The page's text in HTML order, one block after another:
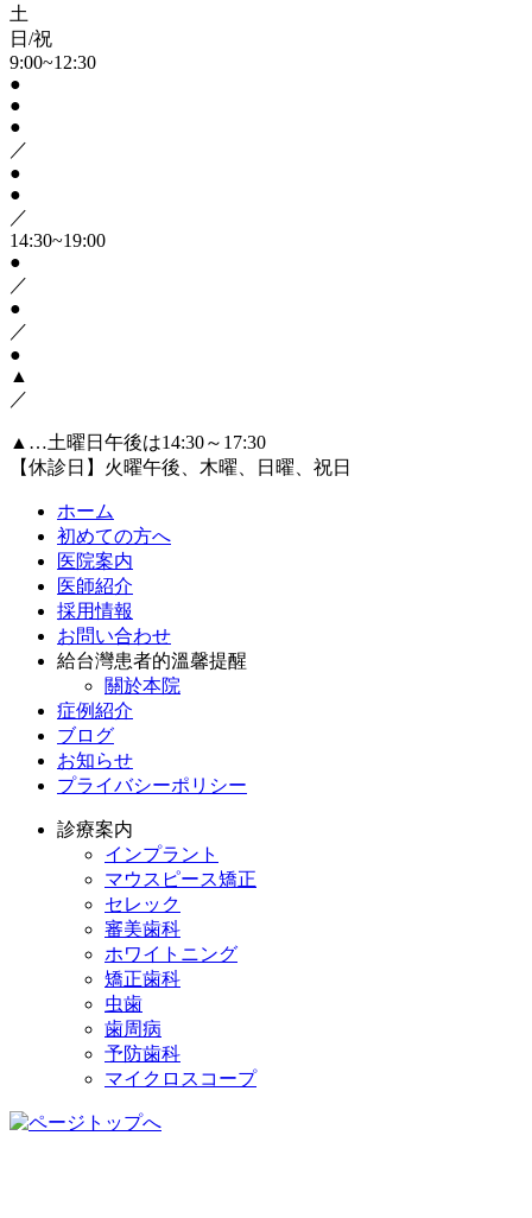
土
日/祝
9:00~12:30
●
●
●
／
●
●
／
14:30~19:00
●
／
●
／
●
▲
／
▲…土曜日午後は14:30～17:30
【休診日】火曜午後、木曜、日曜、祝日
ホーム
初めての方へ
医院案内
医師紹介
採用情報
お問い合わせ
給台灣患者的溫馨提醒
關於本院
症例紹介
ブログ
お知らせ
プライバシーポリシー
診療案内
インプラント
マウスピース矯正
セレック
審美歯科
ホワイトニング
矯正歯科
虫歯
歯周病
予防歯科
マイクロスコープ